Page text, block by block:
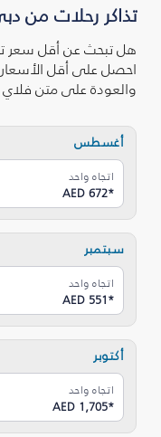
تذاكر رحلات من
هل تبحث عن أقل سعر
احصل على أقل الأسعار
والعودة على متن
أغسطس
اتجاه واحد
AED 672*
سبتمبر
اتجاه واحد
AED 551*
أكتوبر
اتجاه واحد
AED 1,705*